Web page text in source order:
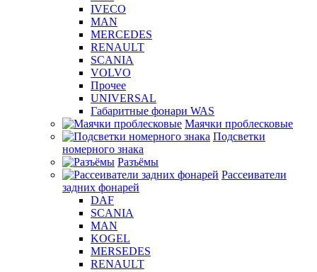
IVECO
MAN
MERCEDES
RENAULT
SCANIA
VOLVO
Прочее
UNIVERSAL
Габаритные фонари WAS
Маячки проблесковые
Подсветки
номерного знака
Разъёмы
Рассеиватели
задних фонарей
DAF
SCANIA
MAN
KOGEL
MERSEDES
RENAULT